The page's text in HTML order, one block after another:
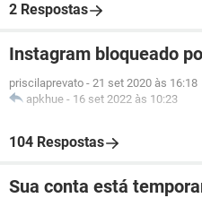
2 Respostas
Instagram bloqueado
priscilaprevato - 21 set 2020 às 16:18
apkhue - 16 set 2022 às 10:23
104 Respostas
Sua conta está